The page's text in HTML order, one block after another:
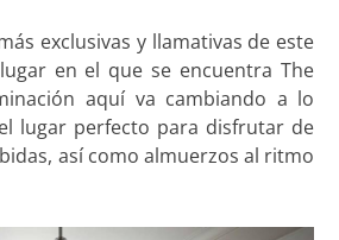
exclusivas y llamativas de este
en el que se encuentra The
aquí va cambiando a lo
lugar perfecto para disfrutar de
así como almuerzos al ritmo